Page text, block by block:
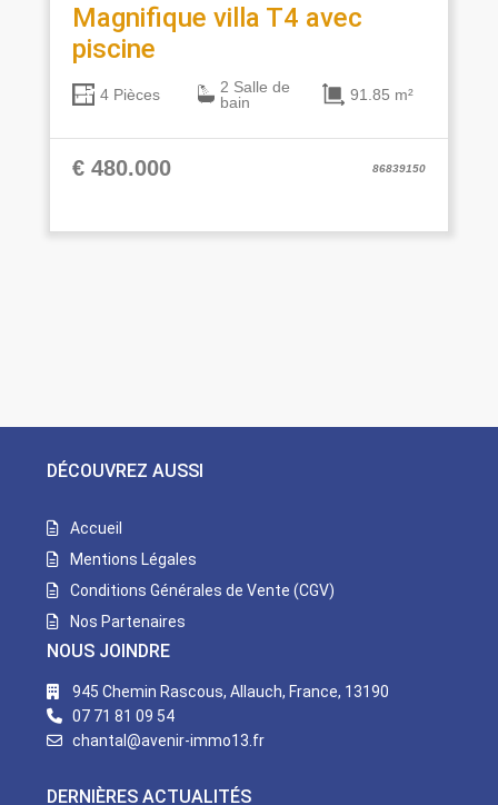
Magnifique villa T4 avec
piscine
4 Pièces
2 Salle de
bain
91.85 m²
€ 480.000 86839150
DÉCOUVREZ AUSSI
Accueil
Mentions Légales
Conditions Générales de Vente (CGV)
Nos Partenaires
NOUS JOINDRE
945 Chemin Rascous, Allauch, France, 13190
07 71 81 09 54
chantal@avenir-immo13.fr
DERNIÈRES ACTUALITÉS